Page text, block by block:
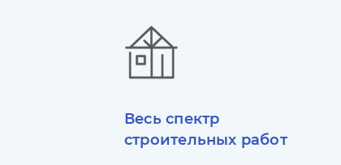
Весь спектр
строительных работ